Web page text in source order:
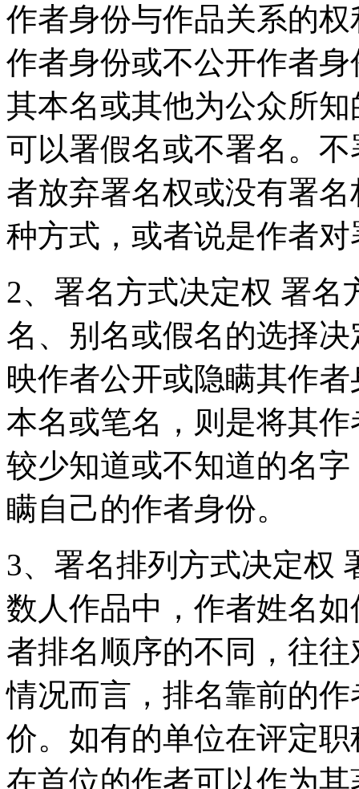
作者身份与作品关系的
作者身份或不公开作者
其本名或其他为公众所
可以署假名或不署名。
者放弃署名权或没有署
种方式，或者说是作者
2、署名方式决定权 署名
名、别名或假名的选择
映作者公开或隐瞒其作
本名或笔名，则是将其
较少知道或不知道的名
瞒自己的作者身份。
3、署名排列方式决定权
数人作品中，作者姓名
者排名顺序的不同，往
情况而言，排名靠前的
价。如有的单位在评定
在首位的作者可以作为